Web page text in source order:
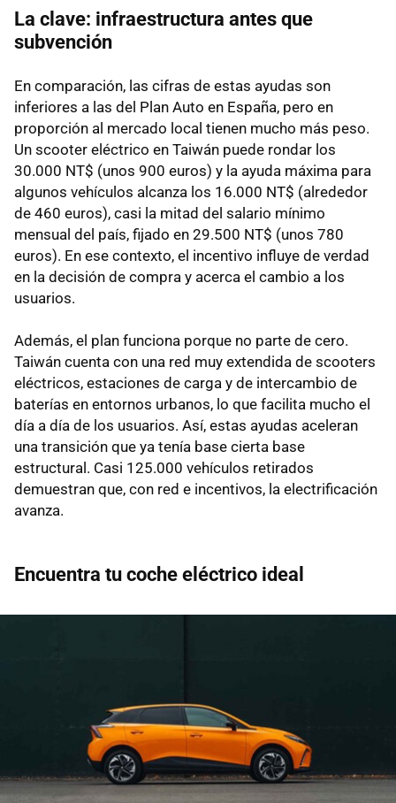
La clave: infraestructura antes que
subvención
En comparación, las cifras de estas ayudas son
inferiores a las del Plan Auto en España, pero en
proporción al mercado local tienen mucho más peso.
Un scooter eléctrico en Taiwán puede rondar los
30.000 NT$ (unos 900 euros) y la ayuda máxima para
algunos vehículos alcanza los 16.000 NT$ (alrededor
de 460 euros), casi la mitad del salario mínimo
mensual del país, fijado en 29.500 NT$ (unos 780
euros). En ese contexto, el incentivo influye de verdad
en la decisión de compra y acerca el cambio a los
usuarios.
Además, el plan funciona porque no parte de cero.
Taiwán cuenta con una red muy extendida de scooters
eléctricos, estaciones de carga y de intercambio de
baterías en entornos urbanos, lo que facilita mucho el
día a día de los usuarios. Así, estas ayudas aceleran
una transición que ya tenía base cierta base
estructural. Casi 125.000 vehículos retirados
demuestran que, con red e incentivos, la electrificación
avanza.
Encuentra tu coche eléctrico ideal